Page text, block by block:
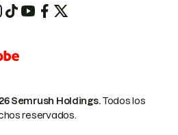
Semrush Holdings.Todos los
reservados.